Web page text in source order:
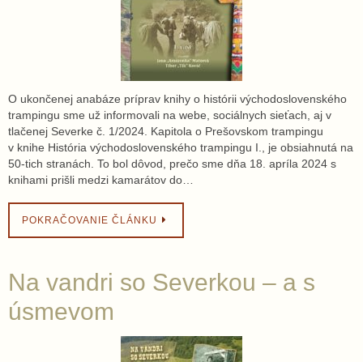
O ukončenej anabáze príprav knihy o histórii východoslovenského
trampingu sme už informovali na webe, sociálnych sieťach, aj v
tlačenej Severke č. 1/2024. Kapitola o Prešovskom trampingu
v knihe História východoslovenského trampingu I., je obsiahnutá na
50-tich stranách. To bol dôvod, prečo sme dňa 18. apríla 2024 s
knihami prišli medzi kamarátov do…
POKRAČOVANIE ČLÁNKU
Na vandri so Severkou – a s
úsmevom